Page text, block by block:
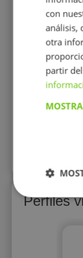
son
de
Perfiles
con
análisis,
otra
partir